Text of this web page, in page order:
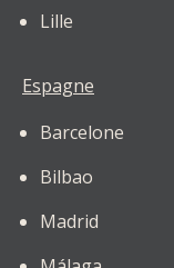
Lille
Espagne
Barcelone
Bilbao
Madrid